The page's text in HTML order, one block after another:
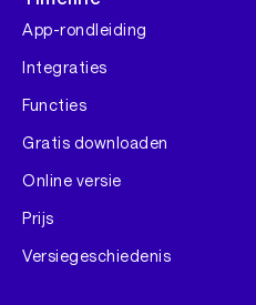
App-rondleiding
Integraties
Functies
Gratis downloaden
Online versie
Prijs
Versiegeschiedenis